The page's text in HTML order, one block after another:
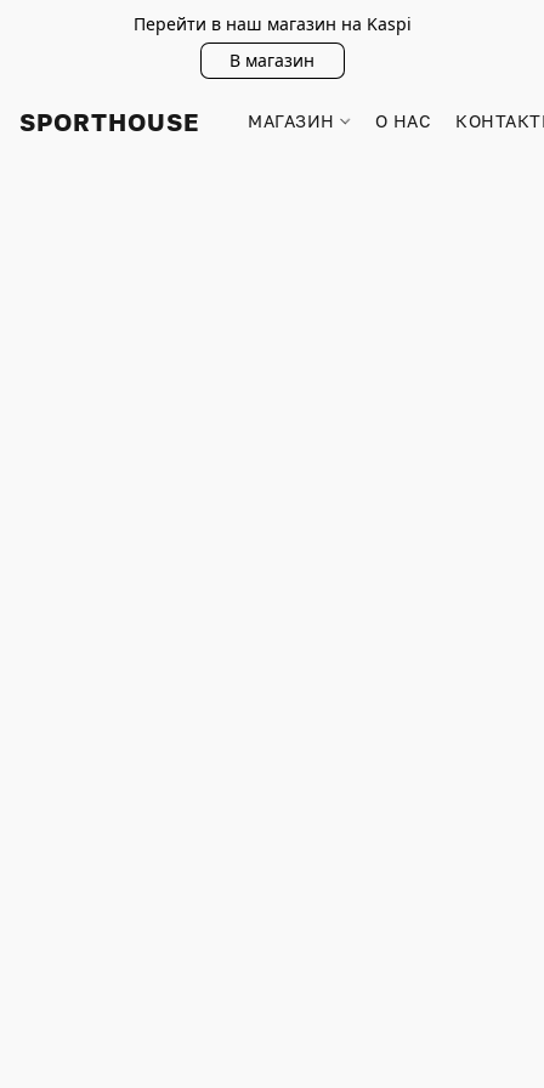
Перейти в наш магазин на Kaspi
В магазин
SPORTHOUSE МАГАЗИН О НАС